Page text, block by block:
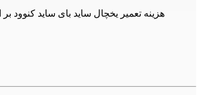
4. همیشه از تعمیرکاران ماهر و مجرب استفاده کنید.